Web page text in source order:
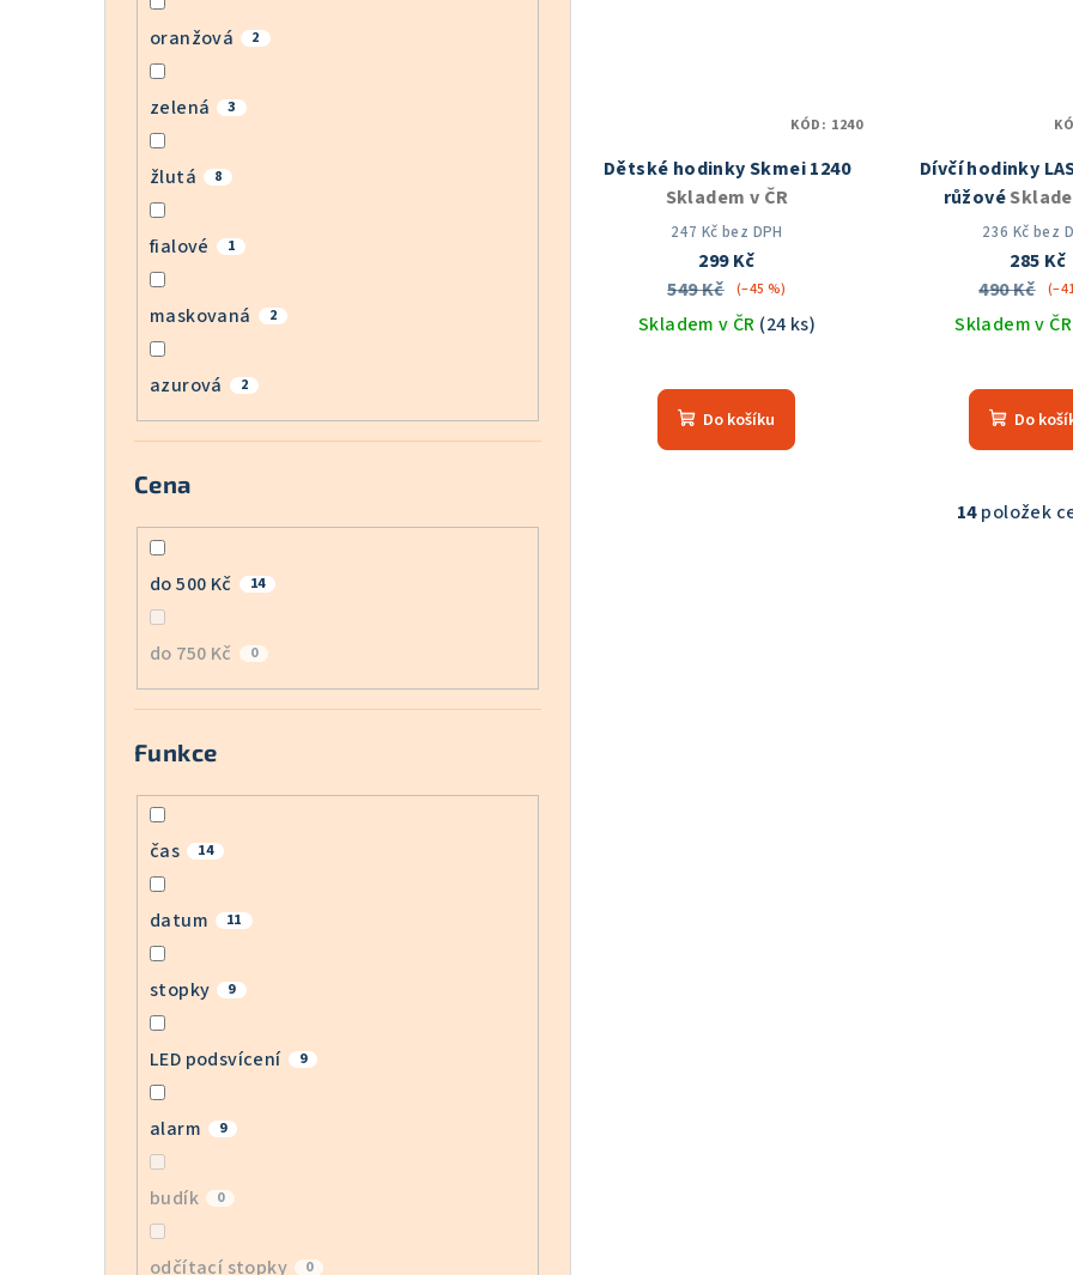
oranžová 2
zelená 3
žlutá 8
fialové 1
maskovaná 2
azurová 2
Cena
do 500 Kč 14
do 750 Kč 0
Funkce
čas 14
datum 11
stopky 9
LED podsvícení 9
alarm 9
budík 0
odčítací stopky 0
Dětské hodinky Skmei 1240
Skladem v ČR
247 Kč bez DPH
299 Kč
549 Kč
(–45 %)
Skladem v ČR (24 ks)
hodnocení
produktu
je
Do košíku
KÓD: 1240
Dívčí hodinky
růžové
236 Kč bez
285 Kč
490 Kč
Skladem v ČR
je
z
Do
O
14položek